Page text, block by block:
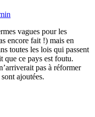
vagues pour les
encore fait !) mais en
toutes les lois qui passent
que ce pays est foutu.
pas à réformer
ajoutées.